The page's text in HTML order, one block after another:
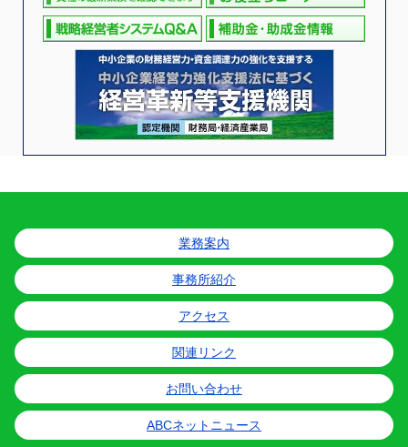
業務案内
事務所紹介
アクセス
関連リンク
お問い合わせ
ABCネットニュース